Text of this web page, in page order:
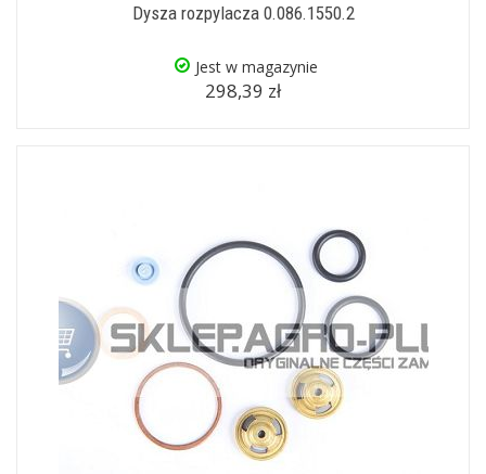
Dysza rozpylacza 0.086.1550.2
Jest w magazynie
298,39 zł